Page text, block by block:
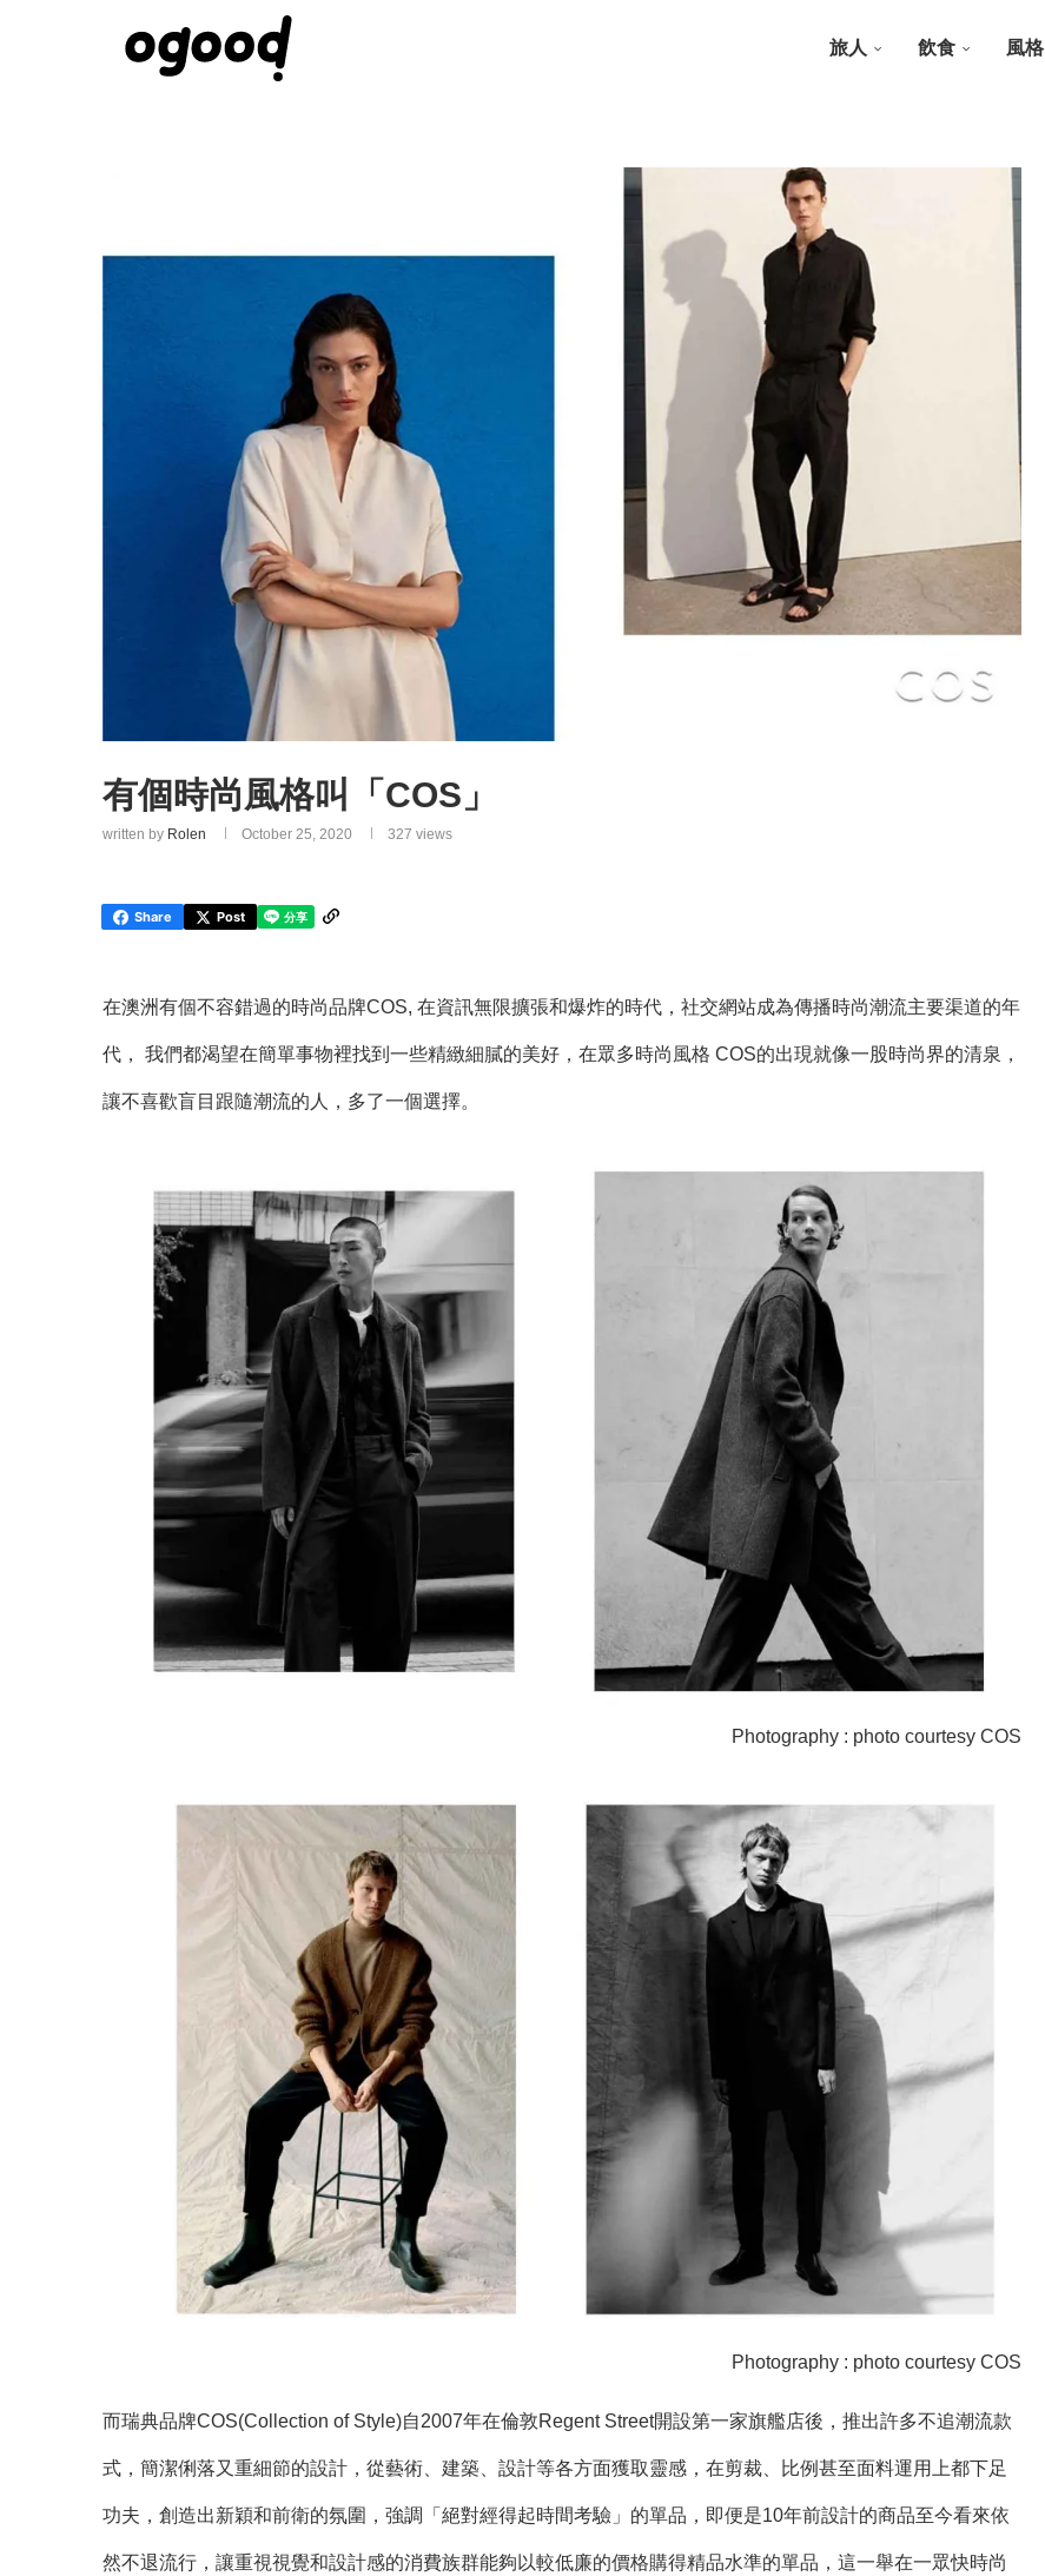
旅人 飲食 風格
有個時尚風格叫「COS」
written by Rolen October 25, 2020 327 views
Share Post
在澳洲有個不容錯過的時尚品牌COS, 在資訊無限擴張和爆炸的時代，社交網站成為傳播時尚潮流主要渠道的年
代， 我們都渴望在簡單事物裡找到一些精緻細膩的美好，在眾多時尚風格 COS的出現就像一股時尚界的清泉，
讓不喜歡盲目跟隨潮流的人，多了一個選擇。
Photography : photo courtesy COS
Photography : photo courtesy COS
而瑞典品牌COS(Collection of Style)自2007年在倫敦Regent Street開設第一家旗艦店後，推出許多不追潮流款
式，簡潔俐落又重細節的設計，從藝術、建築、設計等各方面獲取靈感，在剪裁、比例甚至面料運用上都下足
功夫，創造出新穎和前衛的氛圍，強調「絕對經得起時間考驗」的單品，即便是10年前設計的商品至今看來依
然不退流行，讓重視視覺和設計感的消費族群能夠以較低廉的價格購得精品水準的單品，這一舉在一眾快時尚